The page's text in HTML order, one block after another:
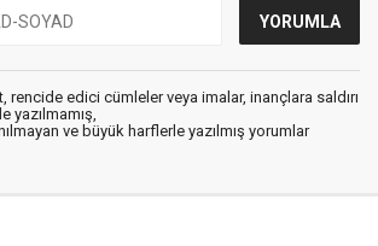
rencide edici cümleler veya imalar, inançlara saldırı
yazılmamış,
ve büyük harflerle yazılmış yorumlar